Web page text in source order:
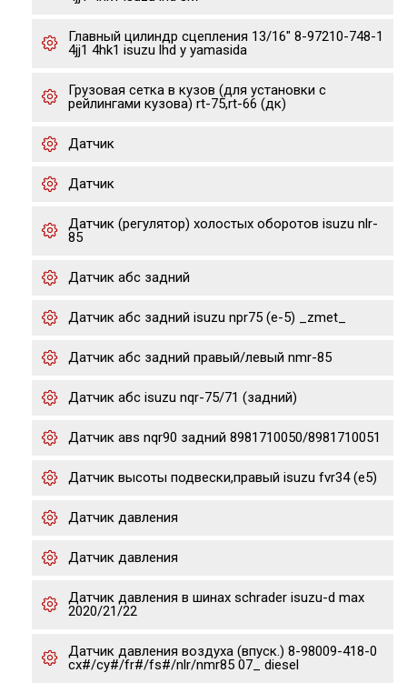
Главный цилиндр сцепления 13/16" 8-97210-748-1
4jj1 4hk1 isuzu lhd y yamasida
Грузовая сетка в кузов (для установки с
рейлингами кузова) rt-75,rt-66 (дк)
Датчик
Датчик
Датчик (регулятор) холостых оборотов isuzu nlr-
85
Датчик абс задний
Датчик абс задний isuzu npr75 (е-5) _zmet_
Датчик абс задний правый/левый nmr-85
Датчик абс isuzu nqr-75/71 (задний)
Датчик авs nqr90 задний 8981710050/8981710051
Датчик высоты подвески,правый isuzu fvr34 (e5)
Датчик давления
Датчик давления
Датчик давления в шинах schrader isuzu-d max
2020/21/22
Датчик давления воздуха (впуск.) 8-98009-418-0
cx#/cy#/fr#/fs#/nlr/nmr85 07_ diesel